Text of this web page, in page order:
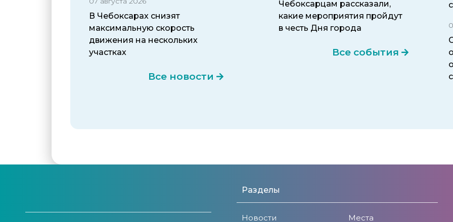
В Чебоксарах снизят
максимальную скорость
движения на нескольких
участках
Все новости
Чебоксарцам рассказали,
какие мероприятия пройдут
в честь Дня города
Все события
Разделы
Новости Места